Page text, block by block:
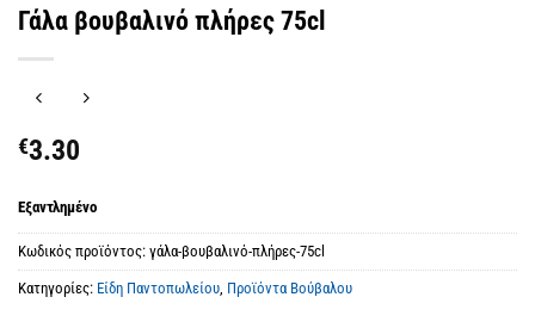
Γάλα βουβαλινό πλήρες 75cl
€3.30
Εξαντλημένο
Κωδικός προϊόντος: γάλα-βουβαλινό-πλήρες-75cl
Κατηγορίες: Είδη Παντοπωλείου, Προϊόντα Βούβαλου